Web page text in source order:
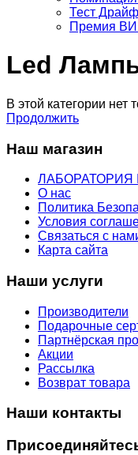
Тест
Премия
Led
В этой категории нет
Продолжить
Наш магазин
ЛАБОРАТОРИЯ
О нас
Политика
Условия
Связаться с
Карта сайта
Наши услуги
Производители
Подарочные
Партнёрская
Акции
Рассылка
Возврат товара
Наши контакты